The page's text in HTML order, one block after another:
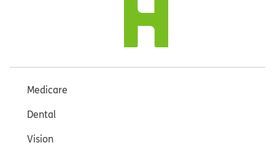
Medicare
Dental
Vision